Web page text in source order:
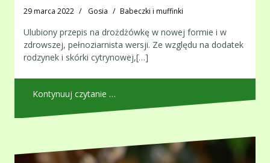
29 marca 2022 Gosia Babeczki i muffinki
Ulubiony przepis na drożdżówkę w nowej formie i w
zdrowszej, pełnoziarnista wersji. Ze względu na dodatek
rodzynek i skórki cytrynowej,[…]
Kontynuuj czytanie …